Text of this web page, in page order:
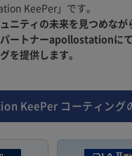
KeePer」です。
ニティの未来を見つめなが
ートナーapollostationに
を提供します。
KeePer コーティング